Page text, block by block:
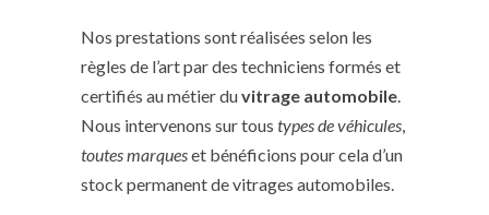
Nos prestations sont réalisées selon les
règles de l’art par des techniciens formés et
certifiés au métier duvitrage automobile
Nous intervenons sur tous types de véhicules
toutes marqueset bénéficions pour cela d’un
stock permanent de vitrages automobiles.